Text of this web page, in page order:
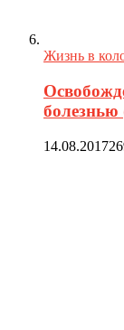
Жизнь в
болезнью
14.08.2017